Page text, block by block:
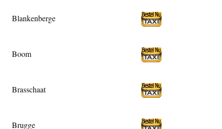
Blankenberge
Boom
Brasschaat
Brugge